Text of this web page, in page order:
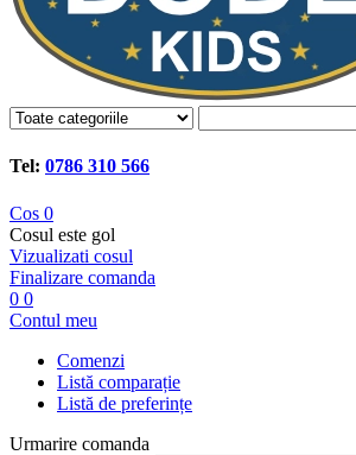
Tel: 0786 310 566
Cos 0
Cosul este gol
Vizualizati cosul
Finalizare comanda
0 0
Contul meu
Comenzi
Listă comparație
Listă de preferințe
Urmarire comanda